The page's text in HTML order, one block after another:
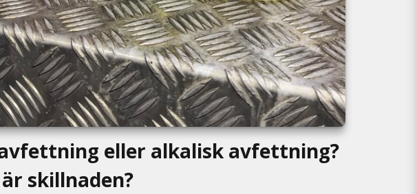
eller alkalisk avfettning?
skillnaden?